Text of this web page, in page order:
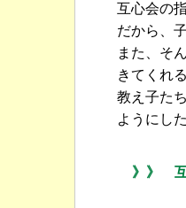
互心会の
だから、
また、そ
きてくれ
教え子た
ようにし
》》 互